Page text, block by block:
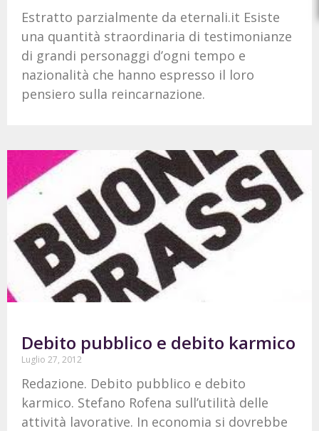
Estratto parzialmente da eternali.it Esiste
una quantità straordinaria di testimonianze
di grandi personaggi d’ogni tempo e
nazionalità che hanno espresso il loro
pensiero sulla reincarnazione.
Debito pubblico e debito karmico
Luglio 27, 2012
Redazione. Debito pubblico e debito
karmico. Stefano Rofena sull’utilità delle
attività lavorative. In economia si dovrebbe